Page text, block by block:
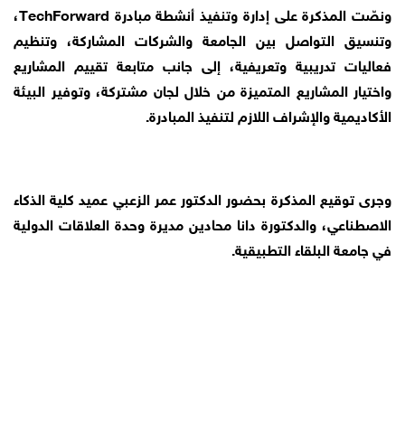
ونصّت المذكرة على إدارة وتنفيذ أنشطة مبادرة TechForward،
وتنسيق التواصل بين الجامعة والشركات المشاركة، وتنظيم
فعاليات تدريبية وتعريفية، إلى جانب متابعة تقييم المشاريع
واختيار المشاريع المتميزة من خلال لجان مشتركة، وتوفير البيئة
الأكاديمية والإشراف اللازم لتنفيذ المبادرة.
وجرى توقيع المذكرة بحضور الدكتور عمر الزعبي عميد كلية الذكاء
الاصطناعي، والدكتورة دانا محادين مديرة وحدة العلاقات الدولية
في جامعة البلقاء التطبيقية.